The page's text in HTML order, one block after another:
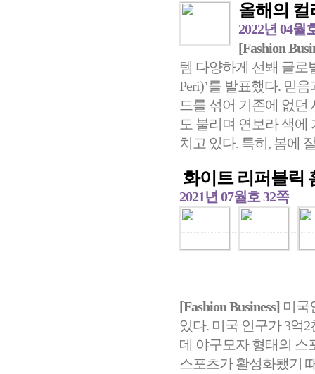
올해의 컬
2022년 04월
[Fashion
템 다양하게 선봬 글로
Peri)’를 발표했다. 믿
드를 섞어 기존에 없던
도 불리며 연보라 색에
치고 있다. 특히, 봄에
화이트 리퍼블릭
2021년 07월호 32쪽
[Fashion Business] 미국
있다. 미국 인구가 3억
데 야구모자 형태의 스
스포츠가 활성화됐기